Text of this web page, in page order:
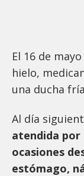
El 16 de
hielo,
una ducha
Al día
atendida por
ocasiones
estómago,